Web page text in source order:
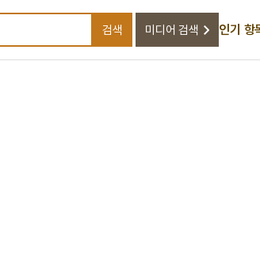
검색어를 입력하세요
검색 미디어 검색 인기 항